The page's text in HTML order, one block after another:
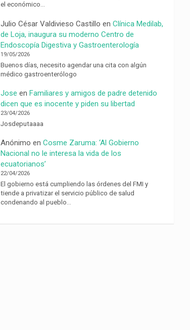
el económico…
Julio César Valdivieso Castillo enClínica Medilab,
de Loja, inaugura su moderno Centro de
Endoscopía Digestiva y Gastroenterología
19/05/2026
Buenos días, necesito agendar una cita con algún
médico gastroenterólogo
Jose enFamiliares y amigos de padre detenido
dicen que es inocente y piden su libertad
23/04/2026
Josdeputaaaa
Anónimo enCosme Zaruma: ‘Al Gobierno
Nacional no le interesa la vida de los
ecuatorianos’
22/04/2026
El gobierno está cumpliendo las órdenes del FMI y
tiende a privatizar el servicio público de salud
condenando al pueblo…